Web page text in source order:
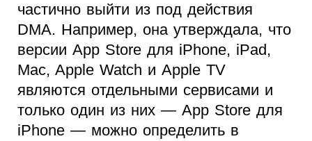
частично выйти из под действия
DMA. Например, она утверждала, что
версии App Store для iPhone, iPad,
Mac, Apple Watch и Apple TV
являются отдельными сервисами и
только один из них — App Store для
iPhone — можно определить в